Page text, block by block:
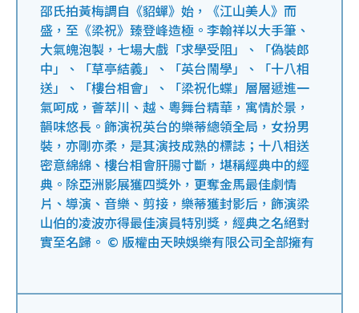
邵氏拍黃梅調自《貂蟬》始，《江山美人》而
盛，至《梁祝》臻登峰造極。李翰祥以大手筆、
大氣魄泡製，七場大戲「求學受阻」、「偽裝郎
中」、「草亭結義」、「英台鬧學」、「十八相
送」、「樓台相會」、「梁祝化蝶」層層遞進一
氣呵成，薈萃川、越、粵舞台精華，寓情於景，
韻味悠長。飾演祝英台的樂蒂總領全局，女扮男
裝，亦剛亦柔，是其演技成熟的標誌；十八相送
密意綿綿、樓台相會肝腸寸斷，堪稱經典中的經
典。除亞洲影展獲四獎外，更奪金馬最佳劇情
片、導演、音樂、剪接，樂蒂獲封影后，飾演梁
山伯的凌波亦得最佳演員特別獎，經典之名絕對
實至名歸。 © 版權由天映娛樂有限公司全部擁有